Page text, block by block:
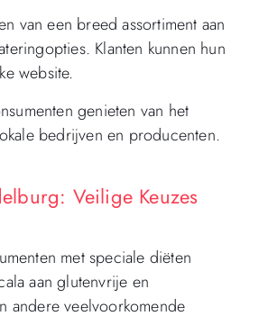
van een breed assortiment aan
Klanten kunnen hun
website.
genieten van het
bedrijven en producenten.
Veilige Keuzes
met speciale diëten
aan glutenvrije en
andere veelvoorkomende